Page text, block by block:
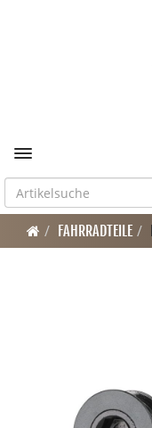
Toggle navigation
FAHRRADTEILE